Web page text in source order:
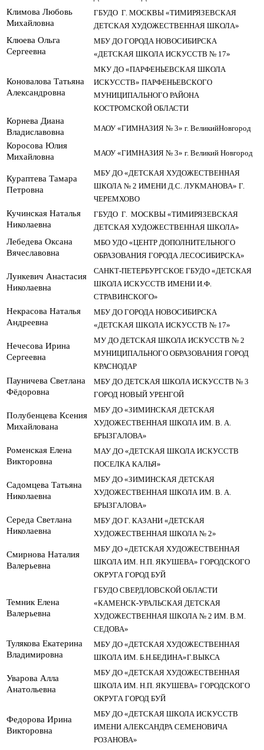
Климова Любовь
Михайловна
ГБУДО Г. МОСКВЫ «ТИМИРЯЗЕВСКАЯ
ДЕТСКАЯ ХУДОЖЕСТВЕННАЯ ШКОЛА»
Клюева Ольга
Сергеевна
МБУ ДО ГОРОДА НОВОСИБИРСКА
«ДЕТСКАЯ ШКОЛА ИСКУССТВ № 17»
Коновалова Татьяна
Александровна
МКУ ДО «ПАРФЕНЬЕВСКАЯ ШКОЛА
ИСКУССТВ» ПАРФЕНЬЕВСКОГО
МУНИЦИПАЛЬНОГО РАЙОНА
КОСТРОМСКОЙ ОБЛАСТИ
Корнева Диана
Владиславовна
МАОУ «ГИМНАЗИЯ № 3» г. ВеликийНовгород
Коросова Юлия
Михайловна
МАОУ «ГИМНАЗИЯ № 3» г. Великий Новгород
Кураптева Тамара
Петровна
МБУ ДО «ДЕТСКАЯ ХУДОЖЕСТВЕННАЯ
ШКОЛА № 2 ИМЕНИ Д.С. ЛУКМАНОВА» Г.
ЧЕРЕМХОВО
Кучинская Наталья
Николаевна
ГБУДО Г. МОСКВЫ «ТИМИРЯЗЕВСКАЯ
ДЕТСКАЯ ХУДОЖЕСТВЕННАЯ ШКОЛА»
Лебедева Оксана
Вячеславовна
МБО УДО «ЦЕНТР ДОПОЛНИТЕЛЬНОГО
ОБРАЗОВАНИЯ ГОРОДА ЛЕСОСИБИРСКА»
Лункевич Анастасия
Николаевна
САНКТ-ПЕТЕРБУРГСКОЕ ГБУДО «ДЕТСКАЯ
ШКОЛА ИСКУССТВ ИМЕНИ И.Ф.
СТРАВИНСКОГО»
Некрасова Наталья
Андреевна
МБУ ДО ГОРОДА НОВОСИБИРСКА
«ДЕТСКАЯ ШКОЛА ИСКУССТВ № 17»
Нечесова Ирина
Сергеевна
МУ ДО ДЕТСКАЯ ШКОЛА ИСКУССТВ № 2
МУНИЦИПАЛЬНОГО ОБРАЗОВАНИЯ ГОРОД
КРАСНОДАР
Пауничева Светлана
Фёдоровна
МБУ ДО ДЕТСКАЯ ШКОЛА ИСКУССТВ № 3
ГОРОД НОВЫЙ УРЕНГОЙ
Полубенцева Ксения
Михайлована
МБУ ДО «ЗИМИНСКАЯ ДЕТСКАЯ
ХУДОЖЕСТВЕННАЯ ШКОЛА ИМ. В. А.
БРЫЗГАЛОВА»
Роменская Елена
Викторовна
МАУ ДО «ДЕТСКАЯ ШКОЛА ИСКУССТВ
ПОСЕЛКА КАЛЬЯ»
Садомцева Татьяна
Николаевна
МБУ ДО «ЗИМИНСКАЯ ДЕТСКАЯ
ХУДОЖЕСТВЕННАЯ ШКОЛА ИМ. В. А.
БРЫЗГАЛОВА»
Середа Светлана
Николаевна
МБУ ДО Г. КАЗАНИ «ДЕТСКАЯ
ХУДОЖЕСТВЕННАЯ ШКОЛА № 2»
Смирнова Наталия
Валерьевна
МБУ ДО «ДЕТСКАЯ ХУДОЖЕСТВЕННАЯ
ШКОЛА ИМ. Н.П. ЯКУШЕВА» ГОРОДСКОГО
ОКРУГА ГОРОД БУЙ
Темник Елена
Валерьевна
ГБУДО СВЕРДЛОВСКОЙ ОБЛАСТИ
«КАМЕНСК-УРАЛЬСКАЯ ДЕТСКАЯ
ХУДОЖЕСТВЕННАЯ ШКОЛА № 2 ИМ. В.М.
СЕДОВА»
Тулякова Екатерина
Владимировна
МБУ ДО «ДЕТСКАЯ ХУДОЖЕСТВЕННАЯ
ШКОЛА ИМ. Б.Н.БЕДИНА»Г.ВЫКСА
Уварова Алла
Анатольевна
МБУ ДО «ДЕТСКАЯ ХУДОЖЕСТВЕННАЯ
ШКОЛА ИМ. Н.П. ЯКУШЕВА» ГОРОДСКОГО
ОКРУГА ГОРОД БУЙ
Федорова Ирина
Викторовна
МБУ ДО «ДЕТСКАЯ ШКОЛА ИСКУССТВ
ИМЕНИ АЛЕКСАНДРА СЕМЕНОВИЧА
РОЗАНОВА»